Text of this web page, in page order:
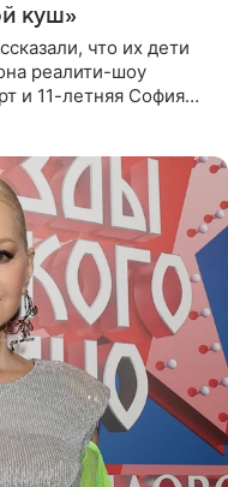
куш»
что их дети
реалити-шоу
и 11-летняя София